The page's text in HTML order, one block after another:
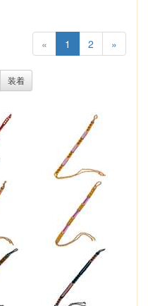
« 1 2 »
装着